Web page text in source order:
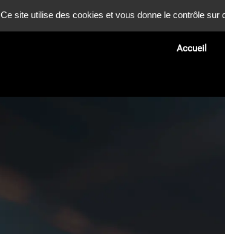
Ce site utilise des cookies et vous donne le contrôle sur
Accueil